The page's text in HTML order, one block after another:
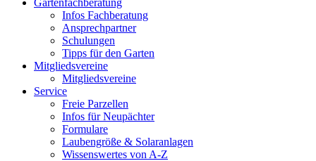
Gartenfachberatung
Infos Fachberatung
Ansprechpartner
Schulungen
Tipps für den Garten
Mitgliedsvereine
Mitgliedsvereine
Service
Freie Parzellen
Infos für Neupächter
Formulare
Laubengröße & Solaranlagen
Wissenswertes von A-Z